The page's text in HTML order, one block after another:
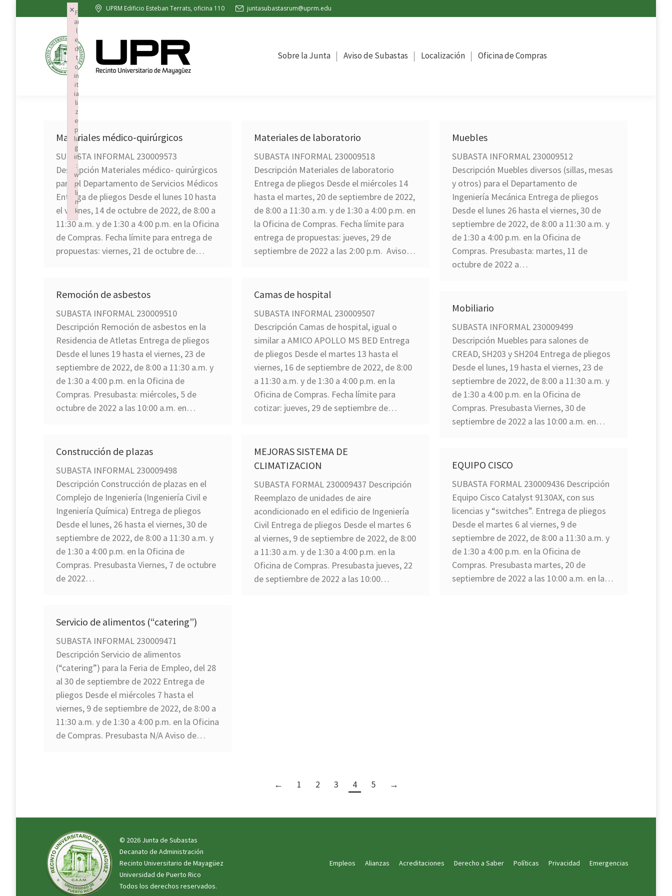
UPRM Edificio Esteban Terrats, oficina 110 juntasubastasrum@uprm.edu
Sobre la Junta Aviso de Subastas Localización Oficina de Compras
Materiales médico-quirúrgicos
SUBASTA INFORMAL 230009573
Descripción Materiales médico- quirúrgicos
para el Departamento de Servicios Médicos
Entrega de pliegos Desde el lunes 10 hasta
el viernes, 14 de octubre de 2022, de 8:00 a
11:30 a.m. y de 1:30 a 4:00 p.m. en la Oficina
de Compras. Fecha límite para entrega de
propuestas: viernes, 21 de octubre de…
Materiales de laboratorio
SUBASTA INFORMAL 230009518
Descripción Materiales de laboratorio
Entrega de pliegos Desde el miércoles 14
hasta el martes, 20 de septiembre de 2022,
de 8:00 a 11:30 a.m. y de 1:30 a 4:00 p.m. en
la Oficina de Compras. Fecha límite para
entrega de propuestas: jueves, 29 de
septiembre de 2022 a las 2:00 p.m. Aviso…
Muebles
SUBASTA INFORMAL 230009512
Descripción Muebles diversos (sillas, mesas
y otros) para el Departamento de
Ingeniería Mecánica Entrega de pliegos
Desde el lunes 26 hasta el viernes, 30 de
septiembre de 2022, de 8:00 a 11:30 a.m. y
de 1:30 a 4:00 p.m. en la Oficina de
Compras. Presubasta: martes, 11 de
octubre de 2022 a…
Remoción de asbestos
SUBASTA INFORMAL 230009510
Descripción Remoción de asbestos en la
Residencia de Atletas Entrega de pliegos
Desde el lunes 19 hasta el viernes, 23 de
septiembre de 2022, de 8:00 a 11:30 a.m. y
de 1:30 a 4:00 p.m. en la Oficina de
Compras. Presubasta: miércoles, 5 de
octubre de 2022 a las 10:00 a.m. en…
Camas de hospital
SUBASTA INFORMAL 230009507
Descripción Camas de hospital, igual o
similar a AMICO APOLLO MS BED Entrega
de pliegos Desde el martes 13 hasta el
viernes, 16 de septiembre de 2022, de 8:00
a 11:30 a.m. y de 1:30 a 4:00 p.m. en la
Oficina de Compras. Fecha límite para
cotizar: jueves, 29 de septiembre de…
Mobiliario
SUBASTA INFORMAL 230009499
Descripción Muebles para salones de
CREAD, SH203 y SH204 Entrega de pliegos
Desde el lunes, 19 hasta el viernes, 23 de
septiembre de 2022, de 8:00 a 11:30 a.m. y
de 1:30 a 4:00 p.m. en la Oficina de
Compras. Presubasta Viernes, 30 de
septiembre de 2022 a las 10:00 a.m. en…
Construcción de plazas
SUBASTA INFORMAL 230009498
Descripción Construcción de plazas en el
Complejo de Ingeniería (Ingeniería Civil e
Ingeniería Química) Entrega de pliegos
Desde el lunes, 26 hasta el viernes, 30 de
septiembre de 2022, de 8:00 a 11:30 a.m. y
de 1:30 a 4:00 p.m. en la Oficina de
Compras. Presubasta Viernes, 7 de octubre
de 2022…
MEJORAS SISTEMA DE
CLIMATIZACION
SUBASTA FORMAL 230009437 Descripción
Reemplazo de unidades de aire
acondicionado en el edificio de Ingeniería
Civil Entrega de pliegos Desde el martes 6
al viernes, 9 de septiembre de 2022, de 8:00
a 11:30 a.m. y de 1:30 a 4:00 p.m. en la
Oficina de Compras. Presubasta jueves, 22
de septiembre de 2022 a las 10:00…
EQUIPO CISCO
SUBASTA FORMAL 230009436 Descripción
Equipo Cisco Catalyst 9130AX, con sus
licencias y “switches”. Entrega de pliegos
Desde el martes 6 al viernes, 9 de
septiembre de 2022, de 8:00 a 11:30 a.m. y
de 1:30 a 4:00 p.m. en la Oficina de
Compras. Presubasta martes, 20 de
septiembre de 2022 a las 10:00 a.m. en la…
Servicio de alimentos (“catering”)
SUBASTA INFORMAL 230009471
Descripción Servicio de alimentos
(“catering”) para la Feria de Empleo, del 28
al 30 de septiembre de 2022 Entrega de
pliegos Desde el miércoles 7 hasta el
viernes, 9 de septiembre de 2022, de 8:00 a
11:30 a.m. y de 1:30 a 4:00 p.m. en la Oficina
de Compras. Presubasta N/A Aviso de…
← 1 2 3 4 5 →
© 2026 Junta de Subastas
Decanato de Administración
Recinto Universitario de Mayagüez
Universidad de Puerto Rico
Todos los derechos reservados.
Empleos Alianzas Acreditaciones Derecho a Saber Políticas Privacidad Emergencias
Sobre la Junta Aviso de Subastas
F
ai
l
e
d
t
o
in
it
ia
li
z
e
p
lu
g
in
:
w
p
li
n
k
×
Failed to initialize plugin: wplink